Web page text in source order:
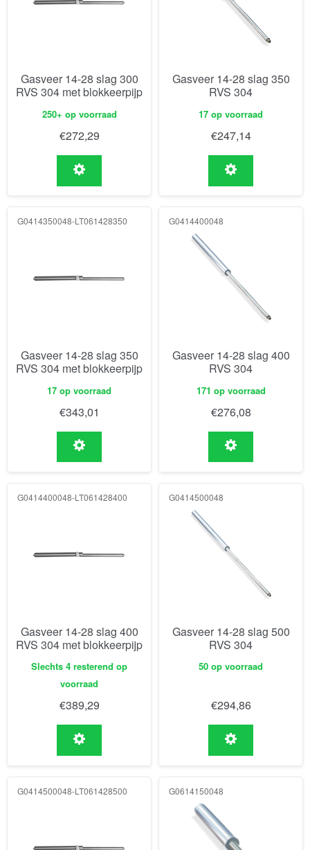
Gasveer 14-28 slag 300
RVS 304 met blokkeerpijp
250+ op voorraad
€272,29
Gasveer 14-28 slag 350
RVS 304
17 op voorraad
€247,14
G0414350048-LT061428350
Gasveer 14-28 slag 350
RVS 304 met blokkeerpijp
17 op voorraad
€343,01
G0414400048
Gasveer 14-28 slag 400
RVS 304
171 op voorraad
€276,08
G0414400048-LT061428400
Gasveer 14-28 slag 400
RVS 304 met blokkeerpijp
Slechts 4 resterend op
voorraad
€389,29
G0414500048
Gasveer 14-28 slag 500
RVS 304
50 op voorraad
€294,86
G0414500048-LT061428500 G0614150048